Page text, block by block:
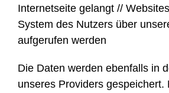
Internetseite gelangt //
System des Nutzers über
aufgerufen werden
Die Daten werden ebenfalls in
unseres Providers gespeichert.